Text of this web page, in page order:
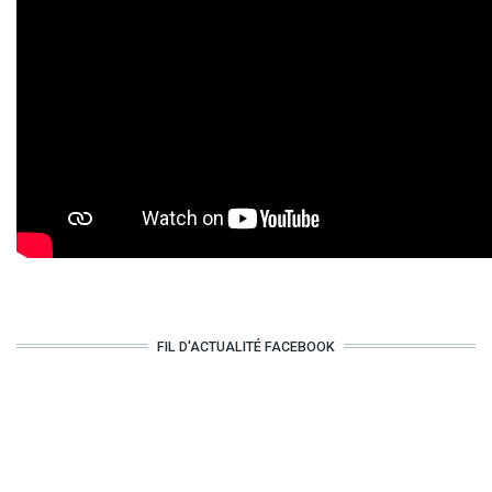
FIL D'ACTUALITÉ FACEBOOK